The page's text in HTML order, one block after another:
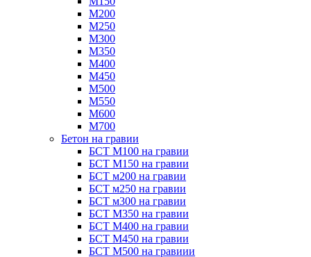
М200
М250
М300
М350
М400
М450
М500
М550
М600
М700
Бетон на гравии
БСТ М100 на гравии
БСТ М150 на гравии
БСТ м200 на гравии
БСТ м250 на гравии
БСТ м300 на гравии
БСТ М350 на гравии
БСТ М400 на гравии
БСТ М450 на гравии
БСТ М500 на гравиии